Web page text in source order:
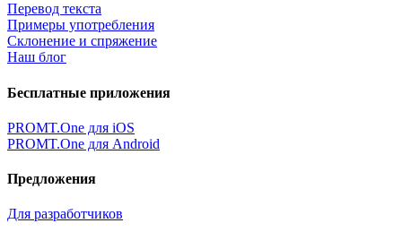
Перевод текста
Примеры употребления
Склонение и спряжение
Наш блог
Бесплатные приложения
PROMT.One для iOS
PROMT.One для Android
Предложения
Для разработчиков